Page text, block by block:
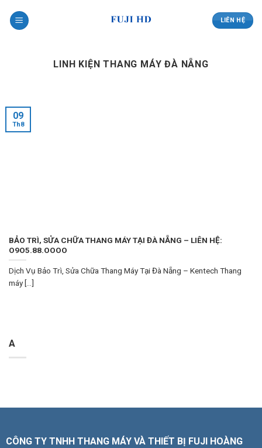
LIÊN HỆ
LINH KIỆN THANG MÁY ĐÀ NẴNG
BẢO TRÌ, SỬA CHỮA THANG MÁY TẠI ĐÀ NẴNG – LIÊN HỆ:
O9O5.88.OOOO
Dịch Vụ Bảo Trì, Sửa Chữa Thang Máy Tại Đà Nẵng – Kentech Thang
máy [...]
09
Th8
A
CÔNG TY TNHH THANG MÁY VÀ THIẾT BỊ FUJI HOÀNG